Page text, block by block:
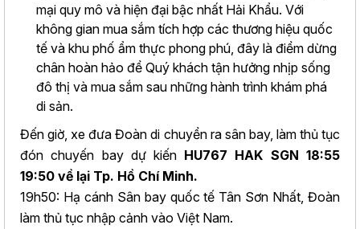
mại quy mô và hiện đại bậc nhất Hải Khẩu. Với
không gian mua sắm tích hợp các thương hiệu quốc
tế và khu phố ẩm thực phong phú, đây là điểm dừng
chân hoàn hảo để Quý khách tận hưởng nhịp sống
đô thị và mua sắm sau những hành trình khám phá
di sản.
Đến giờ, xe đưa Đoàn di chuyển ra sân bay, làm thủ tục
đón chuyến bay dự kiến HU767 HAK SGN 18:55
19:50 về lại Tp. Hồ Chí Minh.
19h50: Hạ cánh Sân bay quốc tế Tân Sơn Nhất, Đoàn
làm thủ tục nhập cảnh vào Việt Nam.